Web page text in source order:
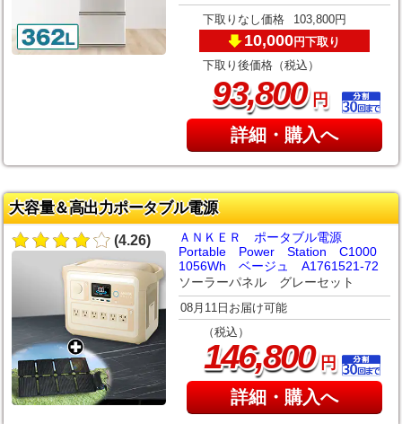
下取りなし価格 103,800円
10,000円下取り
下取り後価格（税込）
93,800円
詳細・購入へ
大容量＆高出力ポータブル電源
(4.26)
ＡＮＫＥＲ ポータブル電源
Portable Power Station C1000
1056Wh ベージュ A1761521-72
ソーラーパネル グレーセット
08月11日お届け可能
（税込）
146,800円
詳細・購入へ